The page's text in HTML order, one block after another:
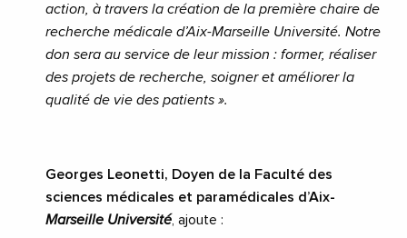
action, à travers la création de la première chaire de
recherche médicale d’Aix-Marseille Université. Notre
don sera au service de leur mission : former, réaliser
des projets de recherche, soigner et améliorer la
qualité de vie des patients ».
Georges Leonetti, Doyen de la Faculté des
sciences médicales et paramédicales d’Aix-
Marseille Université, ajoute :